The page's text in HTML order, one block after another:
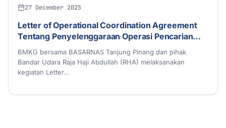
27 December 2025
Letter of Operational Coordination Agreement
Tentang Penyelenggaraan Operasi Pencarian
dan Pertolongan pada Kecelakaan Pesawat
Udara
BMKG bersama BASARNAS Tanjung Pinang dan pihak
Bandar Udara Raja Haji Abdullah (RHA) melaksanakan
kegiatan Letter…